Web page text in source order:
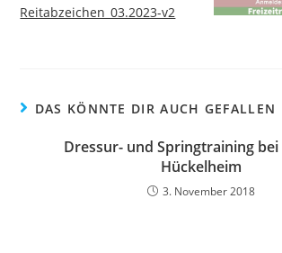
Reitabzeichen_03.2023-v2
DAS KÖNNTE DIR AUCH GEFALLEN
Dressur- und Springtraining bei
Hückelheim
3. November 2018